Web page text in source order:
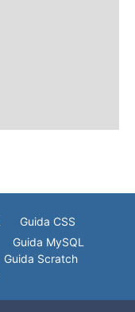
Guida CSS
Guida MySQL
Guida Scratch